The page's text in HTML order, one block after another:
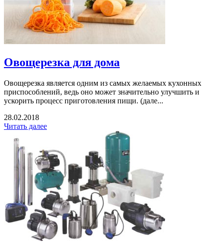
Овощерезка для дома
Овощерезка является одним из самых желаемых кухонных
приспособлений, ведь оно может значительно улучшить и
ускорить процесс приготовления пищи. (дале...
28.02.2018
Читать далее